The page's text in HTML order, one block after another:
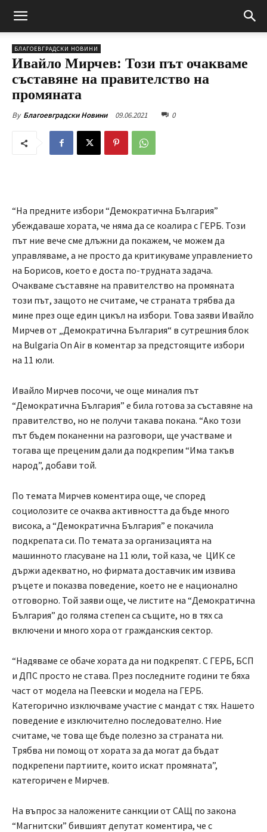
БЛАГОЕВГРАДСКИ НОВИНИ
Ивайло Мирчев: Този път очакваме
съставяне на правителство на
промяната
By Благоевградски Новини 09.06.2021 0
“На предните избори “Демократична България”
убеждаваше хората, че няма да се коалира с ГЕРБ. Този
път ние вече сме длъжни да покажем, че можем да
управляваме, а не просто да критикуваме управлението
на Борисов, което е доста по-трудната задача.
Очакваме съставяне на правителство на промяната
този път, защото не считаме, че страната трябва да
мине през още един цикъл на избори. Това заяви Ивайло
Мирчев от „Демократична България“ в сутрешния блок
на Bulgaria On Air в коментар за предстоящите избори
на 11 юли.
Ивайло Мирчев посочи, че още миналия път
“Демократична България” е била готова за съставяне на
правителство, но не получи такава покана. “Ако този
път бъдем поканенни на разговори, ще участваме и
тогава ще преценим дали да подкрепим “Има такъв
народ”, добави той.
По темата Мирчев коментира още, че според
социолозите се очаква активността да бъде много
висока, а “Демократична България” е покачила
подкрепата си. По темата за организацията на
машинното гласуване на 11 юли, той каза, че ЦИК се
държи адекватно, но фирмата доставчик им извива
ръцете и показва поведение, което не е национално
отговорно. Той заяви още, че листите на “Демократична
България” до голяма степен са същите, но в тях са
включени и много хора от гражданския сектор.
“Надяваме се обаче хората да ни подкрепят. С ГЕРБ, БСП
и ДПС просто не става. През последните години те бяха
част от модела на Пеевски и модела на ГЕРБ.
Категорично изключваме участие с мандат с тях. Нашето
поведение е изключително последователно. Ние
считаме, че това ще бъде полезно за страната ни.
Трябва ни помощ от хората за да могат да бъдат
подкрепени партиите, които искат промяната”,
категоричен е Мирчев.
На въпрос за наложените санкции от САЩ по закона
“Магнитски” бившият депутат коментира, че с